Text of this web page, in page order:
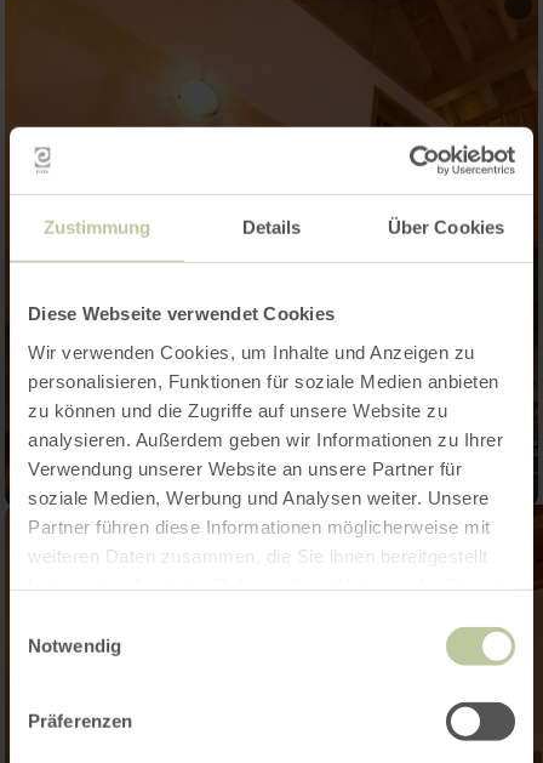
Zustimmung Details Über Cookies
Diese Webseite verwendet Cookies
Wir verwenden Cookies, um Inhalte und Anzeigen zu
personalisieren, Funktionen für soziale Medien anbieten
zu können und die Zugriffe auf unsere Website zu
analysieren. Außerdem geben wir Informationen zu Ihrer
Verwendung unserer Website an unsere Partner für
soziale Medien, Werbung und Analysen weiter. Unsere
Partner führen diese Informationen möglicherweise mit
weiteren Daten zusammen, die Sie ihnen bereitgestellt
Notwendig
Präferenzen